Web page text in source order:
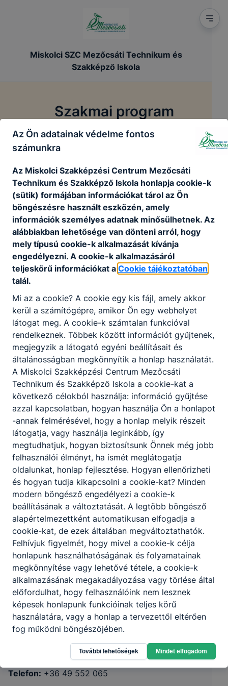
Miskolci SZC Mezőcsáti Technikum és
Szakképző Iskola
Szakmai program
Főoldal Szakmai program
Szakmai Program
SZAKMAI PROGRAM 2022. 08. 31.pdf
Letöltés
Partnereink
Miskolci SZC Mezőcsáti Technikum és
Szakképző Iskola
3450 Mezőcsát, Kossuth utca 12.
KRÉTA
Telefon: +36 49 552 065
Az Ön adatainak védelme fontos
számunkra
Az Miskolci Szakképzési Centrum Mezőcsáti
Technikum és Szakképző Iskola honlapja cookie-k
(sütik) formájában információkat tárol az Ön
böngészésre használt eszközén, amely
információk személyes adatnak minősülhetnek. Az
alábbiakban lehetősége van dönteni arról, hogy
mely típusú cookie-k alkalmazását kívánja
engedélyezni. A cookie-k alkalmazásáról
teljeskörű információkat a Cookie tájékoztatóban
talál.
Mi az a cookie? A cookie egy kis fájl, amely akkor
kerül a számítógépre, amikor Ön egy webhelyet
látogat meg. A cookie-k számtalan funkcióval
rendelkeznek. Többek között információt gyűjtenek,
megjegyzik a látogató egyéni beállításait és
általánosságban megkönnyítik a honlap használatát.
A Miskolci Szakképzési Centrum Mezőcsáti
Technikum és Szakképző Iskola a cookie-kat a
következő célokból használja: információ gyűjtése
azzal kapcsolatban, hogyan használja Ön a honlapot
-annak felmérésével, hogy a honlap melyik részeit
látogatja, vagy használja leginkább, így
megtudhatjuk, hogyan biztosítsunk Önnek még jobb
felhasználói élményt, ha ismét meglátogatja
oldalunkat, honlap fejlesztése. Hogyan ellenőrizheti
és hogyan tudja kikapcsolni a cookie-kat? Minden
modern böngésző engedélyezi a cookie-k
beállításának a változtatását. A legtöbb böngésző
alapértelmezettként automatikusan elfogadja a
cookie-kat, de ezek általában megváltoztathatók.
Felhívjuk figyelmét, hogy mivel a cookie-k célja
honlapunk használhatóságának és folyamatainak
megkönnyítése vagy lehetővé tétele, a cookie-k
alkalmazásának megakadályozása vagy törlése által
előfordulhat, hogy felhasználóink nem lesznek
képesek honlapunk funkcióinak teljes körű
használatára, vagy a honlap a tervezettől eltérően
fog működni böngészőjében.
További lehetőségek Mindet elfogadom